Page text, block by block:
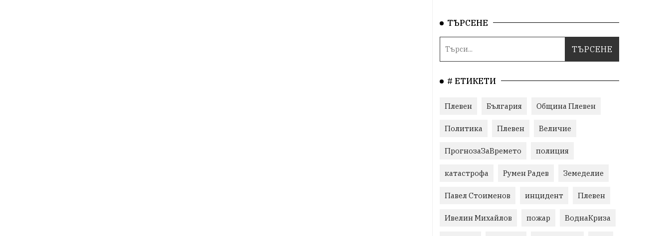
ТЪРСЕНЕ
# ЕТИКЕТИ
Плевен България Община Плевен
Политика Плевен Величие
ПрогнозаЗаВремето полиция
катастрофа Румен Радев Земеделие
Павел Стоименов инцидент Плевен
Ивелин Михайлов пожар ВоднаКриза